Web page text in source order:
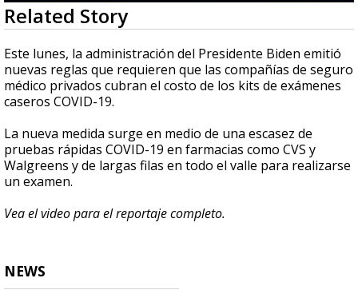
0
seconds
of
2
minutes,
27
seconds
Related Story
Este lunes, la administración del Presidente Biden emitió
nuevas reglas que requieren que las compañías de seguro
médico privados cubran el costo de los kits de exámenes
caseros COVID-19.
La nueva medida surge en medio de una escasez de
pruebas rápidas COVID-19 en farmacias como CVS y
Walgreens y de largas filas en todo el valle para realizarse
un examen.
Vea el video para el reportaje completo.
NEWS